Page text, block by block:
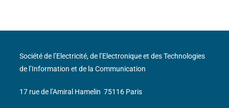
Société de l’Electricité, de l’Electronique et des Technologies
de l’Information et de la Communication
17 rue de l’Amiral Hamelin 75116 Paris